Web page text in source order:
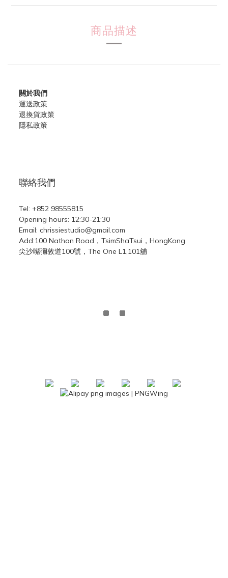
商品描述
關於我們
運送政策
退換貨政策
隱私政策
聯絡我們
Tel: +852 98555815
Opening hours: 12:30-21:30
Email: chrissiestudio@gmail.com
Add:100 Nathan Road，TsimShaTsui，HongKong
尖沙嘴彌敦道100號，The One L1,101舖